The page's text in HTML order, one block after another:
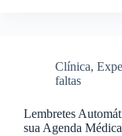
Clínica,
faltas
Lembretes
sua Agenda Médica